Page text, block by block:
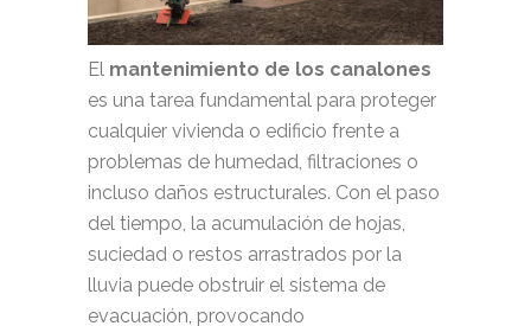
El mantenimiento de los canalones
es una tarea fundamental para proteger
cualquier vivienda o edificio frente a
problemas de humedad, filtraciones o
incluso daños estructurales. Con el paso
del tiempo, la acumulación de hojas,
suciedad o restos arrastrados por la
lluvia puede obstruir el sistema de
evacuación, provocando